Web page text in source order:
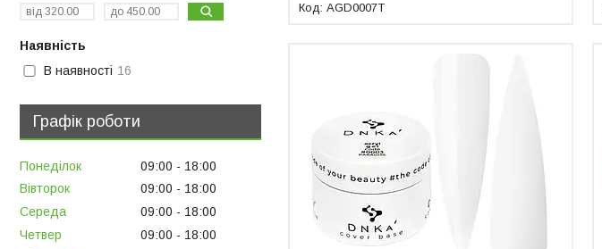
AGD0007T
Наявність
В наявності 16
Графік роботи
Понеділок 09:00
18:00
Вівторок
09:00
18:00
Середа
09:00
18:00
Четвер
09:00
18:00